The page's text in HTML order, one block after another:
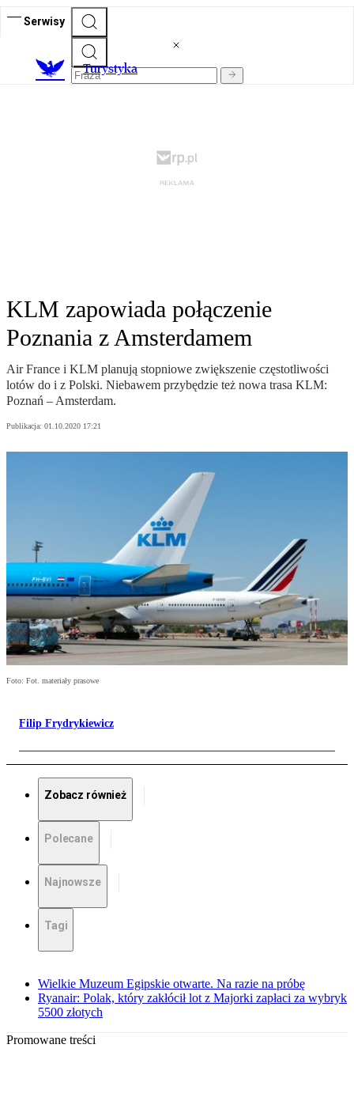
Serwisy
Turystyka
KLM zapowiada połączenie
Poznania z Amsterdamem
Air France i KLM planują stopniowe zwiększenie częstotliwości
lotów do i z Polski. Niebawem przybędzie też nowa trasa KLM:
Poznań – Amsterdam.
Publikacja: 01.10.2020 17:21
Foto: Fot. materiały prasowe
Filip Frydrykiewicz
Zobacz również
Polecane
Najnowsze
Tagi
Wielkie Muzeum Egipskie otwarte. Na razie na próbę
Ryanair: Polak, który zakłócił lot z Majorki zapłaci za wybryk
5500 złotych
Promowane treści